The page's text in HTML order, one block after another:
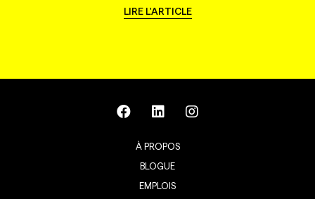
LIRE L'ARTICLE
À PROPOS
BLOGUE
EMPLOIS